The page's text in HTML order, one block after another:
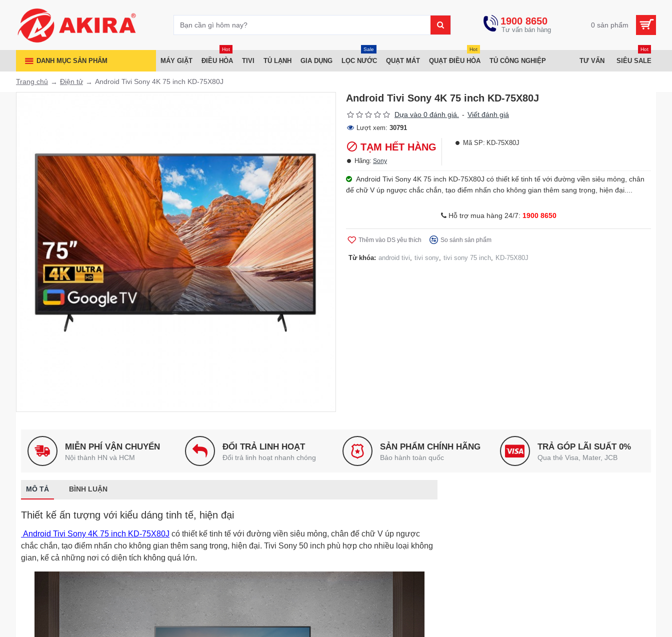
1900 8650 0 sản phẩm
DANH MỤC SẢN PHẨM MÁY GIẶT ĐIỀU HÒA
Hot
TIVI TỦ LẠNH GIA DỤNG LỌC NƯỚC
Sale
QUẠT MÁT QUẠT ĐIỀU HÒA
Hot
TỦ CÔNG NGHIỆP TƯ VẤN SIÊU SALE
Hot
Trang chủ Điện tử Android Tivi Sony 4K 75 inch KD-75X80J
Android Tivi Sony 4K 75 inch KD-75X80J
Dựa vào 0 đánh giá. - Viết đánh giá
Lượt xem: 30791
TẠM HẾT HÀNG
Hãng: Sony
Mã SP: KD-75X80J
Android Tivi Sony 4K 75 inch KD-75X80J có thiết kế tinh tế với đường viền siêu mỏng, chân
đế chữ V úp ngược chắc chắn, tạo điểm nhấn cho không gian thêm sang trọng, hiện đại....
Hỗ trợ mua hàng 24/7: 1900 8650
Thêm vào DS yêu thích So sánh sản phẩm
Từ khóa: android tivi, tivi sony, tivi sony 75 inch, KD-75X80J
MIỄN PHÍ VẬN CHUYỂN
Nội thành HN và HCM
ĐỔI TRẢ LINH HOẠT
Đổi trả linh hoạt nhanh chóng
SẢN PHẨM CHÍNH HÃNG
Bảo hành toàn quốc
TRẢ GÓP LÃI SUẤT 0%
Qua thẻ Visa, Mater, JCB
MÔ TẢ BÌNH LUẬN
Thiết kế ấn tượng với kiểu dáng tinh tế, hiện đại
Android Tivi Sony 4K 75 inch KD-75X80J có thiết kế tinh tế với đường viền siêu mỏng, chân đế chữ V úp ngược
chắc chắn, tạo điểm nhấn cho không gian thêm sang trọng, hiện đại. Tivi Sony 50 inch phù hợp cho nhiều loại không
gian, kể cả những nơi có diện tích không quá lớn.